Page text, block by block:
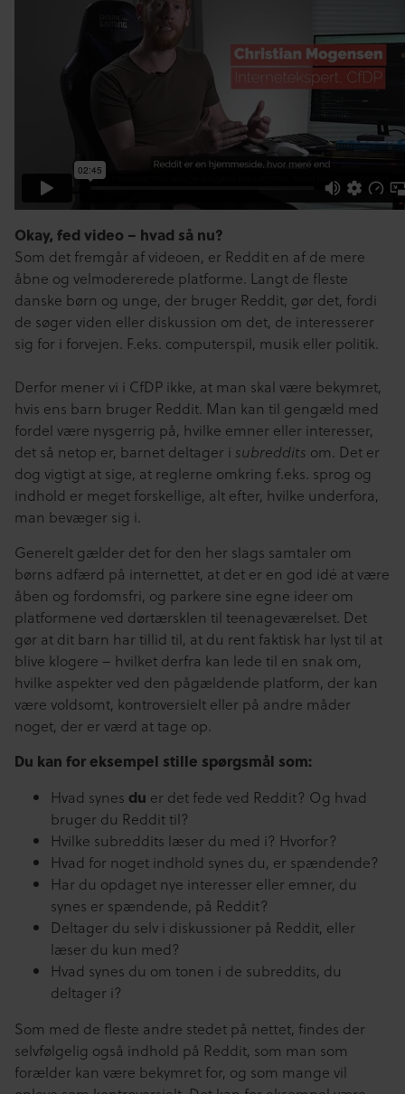
Okay, fed video – hvad så nu?
Som det fremgår af videoen, er Reddit en af de mere
åbne og velmodererede platforme. Langt de fleste
danske børn og unge, der bruger Reddit, gør det, fordi
de søger viden eller diskussion om det, de interesserer
sig for i forvejen. F.eks. computerspil, musik eller politik.
Derfor mener vi i CfDP ikke, at man skal være bekymret,
hvis ens barn bruger Reddit. Man kan til gengæld med
fordel være nysgerrig på, hvilke emner eller interesser,
det så netop er, barnet deltager i subreddits om. Det er
dog vigtigt at sige, at reglerne omkring f.eks. sprog og
indhold er meget forskellige, alt efter, hvilke underfora,
man bevæger sig i.
Generelt gælder det for den her slags samtaler om
børns adfærd på internettet, at det er en god idé at være
åben og fordomsfri, og parkere sine egne ideer om
platformene ved dørtærsklen til teenageværelset. Det
gør at dit barn har tillid til, at du rent faktisk har lyst til at
blive klogere – hvilket derfra kan lede til en snak om,
hvilke aspekter ved den pågældende platform, der kan
være voldsomt, kontroversielt eller på andre måder
noget, der er værd at tage op.
Du kan for eksempel stille spørgsmål som:
Hvad synes du er det fede ved Reddit? Og hvad
bruger du Reddit til?
Hvilke subreddits læser du med i? Hvorfor?
Hvad for noget indhold synes du, er spændende?
Har du opdaget nye interesser eller emner, du
synes er spændende, på Reddit?
Deltager du selv i diskussioner på Reddit, eller
læser du kun med?
Hvad synes du om tonen i de subreddits, du
deltager i?
Som med de fleste andre stedet på nettet, findes der
selvfølgelig også indhold på Reddit, som man som
forælder kan være bekymret for, og som mange vil